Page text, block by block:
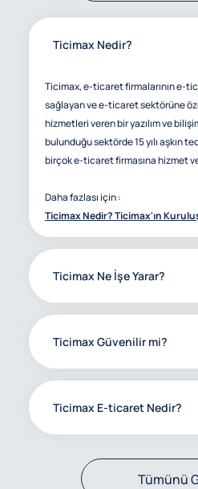
Ticimax Nedir?
Ticimax, e-ticaret firmalarının e-
sağlayan ve e-ticaret sektörüne
hizmetleri veren bir yazılım ve
bulunduğu sektörde 15 yılı aşkın
birçok e-ticaret firmasına hizmet
Daha fazlası için :
Ticimax Nedir? Ticimax'ın
Ticimax Ne İşe Yarar?
Ticimax Güvenilir mi?
Ticimax E-ticaret Nedir?
Tümünü